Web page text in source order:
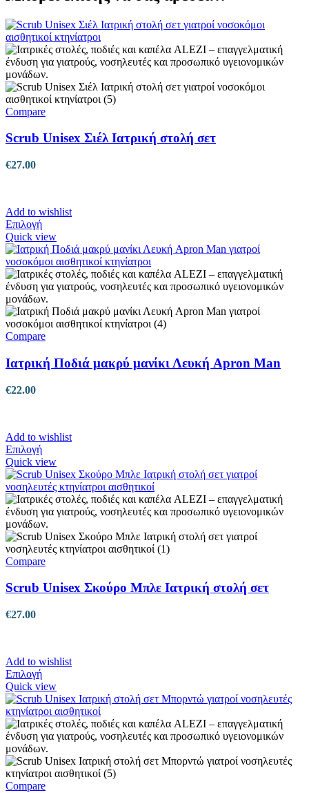
Compare
Scrub Unisex Σιέλ Ιατρική στολή σετ
€27.00
Add to wishlist
ΕπιλογήΑυτό
το
προϊόν
έχει
πολλαπλές
παραλλαγές.
Οι
επιλογές
μπορούν
να
στη
σελίδα
Quick view
Compare
Ιατρική Ποδιά μακρύ μανίκι Λευκή Apron Man
€22.00
Add to wishlist
ΕπιλογήΑυτό
το
προϊόν
έχει
πολλαπλές
παραλλαγές.
Οι
επιλογές
μπορούν
να
στη
Quick view
Compare
Scrub Unisex Σκούρο Μπλε Ιατρική στολή σετ
€27.00
Add to wishlist
ΕπιλογήΑυτό
το
προϊόν
έχει
πολλαπλές
παραλλαγές.
Οι
επιλογές
μπορούν
να
Quick view
Compare